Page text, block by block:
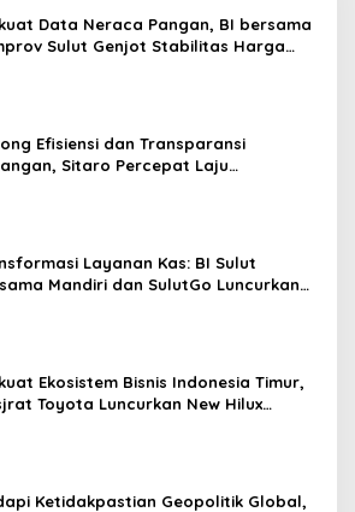
Data Neraca Pangan, BI bersama
Sulut Genjot Stabilitas Harga
Efisiensi dan Transparansi
Sitaro Percepat Laju
Layanan Kas: BI Sulut
Mandiri dan SulutGo Luncurkan
Ekosistem Bisnis Indonesia Timur,
Toyota Luncurkan New Hilux
Ketidakpastian Geopolitik Global,